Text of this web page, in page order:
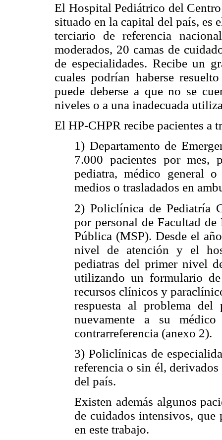
El Hospital Pediátrico del
situado en la capital del país, es
terciario de referencia
moderados, 20 camas de
de especialidades. Recibe un
cuales podrían haberse
puede deberse a que no se
niveles o a una inadecuada
El HP-CHPR recibe pacientes a
1) Departamento de
7.000 pacientes por mes,
pediatra, médico general
medios o trasladados en
2) Policlínica de Pediatría
por personal de Facultad
Pública (MSP). Desde el
nivel de atención y el
pediatras del primer nivel
utilizando un formulario
recursos clínicos y
respuesta al problema
nuevamente a su
contrarreferencia (anexo 2).
3) Policlínicas de
referencia o sin él,
del país.
Existen además algunos
de cuidados intensivos, que
en este trabajo.